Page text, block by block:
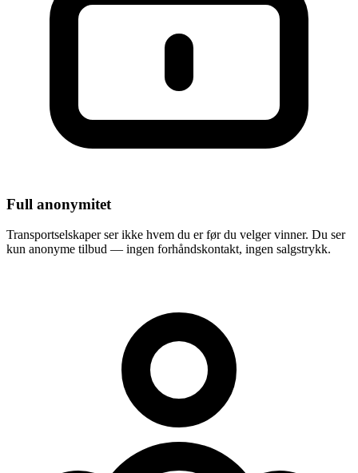
Full anonymitet
Transportselskaper ser ikke hvem du er før du velger vinner. Du ser
kun anonyme tilbud — ingen forhåndskontakt, ingen salgstrykk.